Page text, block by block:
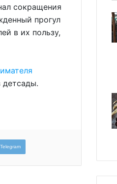
сокращения
прогул
в их пользу,
детсады.
Telegram